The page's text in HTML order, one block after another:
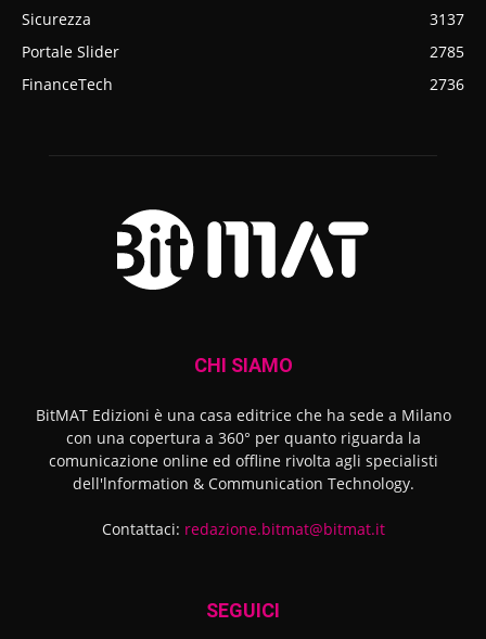
Sicurezza
3137
Portale Slider
2785
FinanceTech
2736
CHI SIAMO
BitMAT Edizioni è una casa editrice che ha sede a Milano
con una copertura a 360° per quanto riguarda la
comunicazione online ed offline rivolta agli specialisti
dell'lnformation & Communication Technology.
Contattaci: redazione.bitmat@bitmat.it
SEGUICI